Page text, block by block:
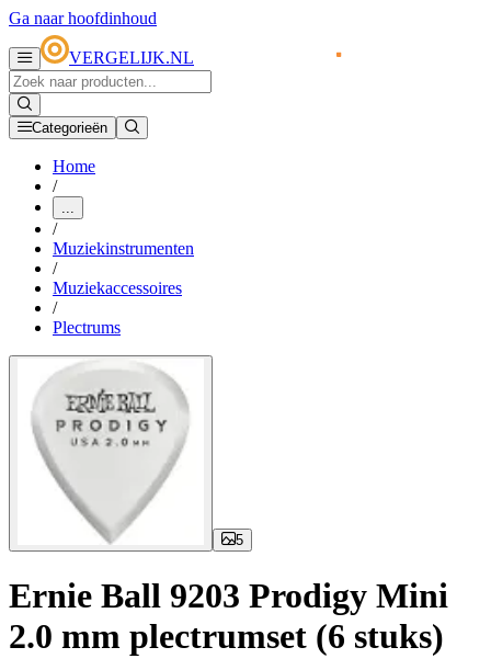
Ga naar hoofdinhoud
VERGELIJK.NL
Categorieën
Home
/
...
/
Muziekinstrumenten
/
Muziekaccessoires
/
Plectrums
5
Ernie Ball 9203 Prodigy Mini
2.0 mm plectrumset (6 stuks)